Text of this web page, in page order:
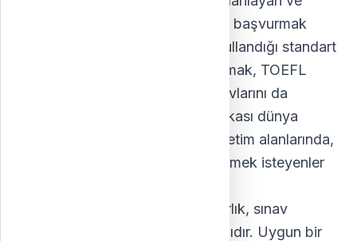
lisansüstü işletme programlarına başvurmak
isteyen kişilerin yaygın olarak kullandığı standart
bir sınavdır. GMAT'te başarılı olmak, TOEFL
veya IELTS gibi İngilizce dil sınavlarını da
geçmeyi gerektirir. GMAT sertifikası dünya
genelinde tanınır ve işletme/yönetim alanlarında,
MBA dahil, eğitim hayatını ilerletmek isteyenler
GMAT'a hazırlık, sınav
tarihinden aylar önce başlatılmalıdır. Uygun bir